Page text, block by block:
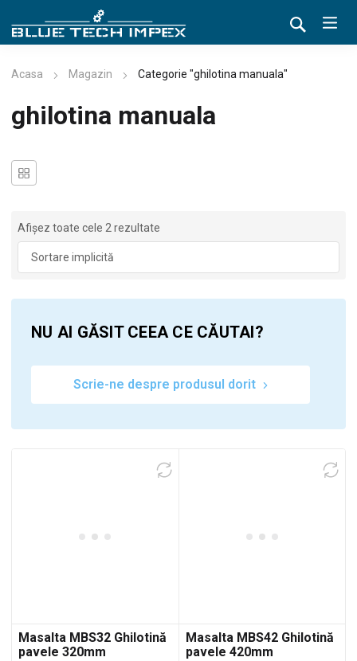
Acasa Magazin Categorie "ghilotina manuala"
ghilotina manuala
Afișez toate cele 2 rezultate
NU AI GĂSIT CEEA CE CĂUTAI?
Scrie-ne despre produsul dorit
Masalta MBS32 Ghilotină
pavele 320mm
Masalta MBS42 Ghilotină
pavele 420mm